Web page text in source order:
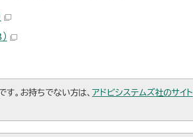
。お持ちでない方は、 アドビシステムズ社のサイト